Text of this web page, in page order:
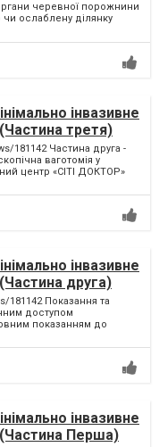
черевної порожнини
чи ослаблену ділянку
інвазивне
третя)
181142 Частина друга -
ваготомія у
центр «СІТІ ДОКТОР»
інвазивне
друга)
Показання та
доступом
показанням до
інвазивне
(Частина Перша)